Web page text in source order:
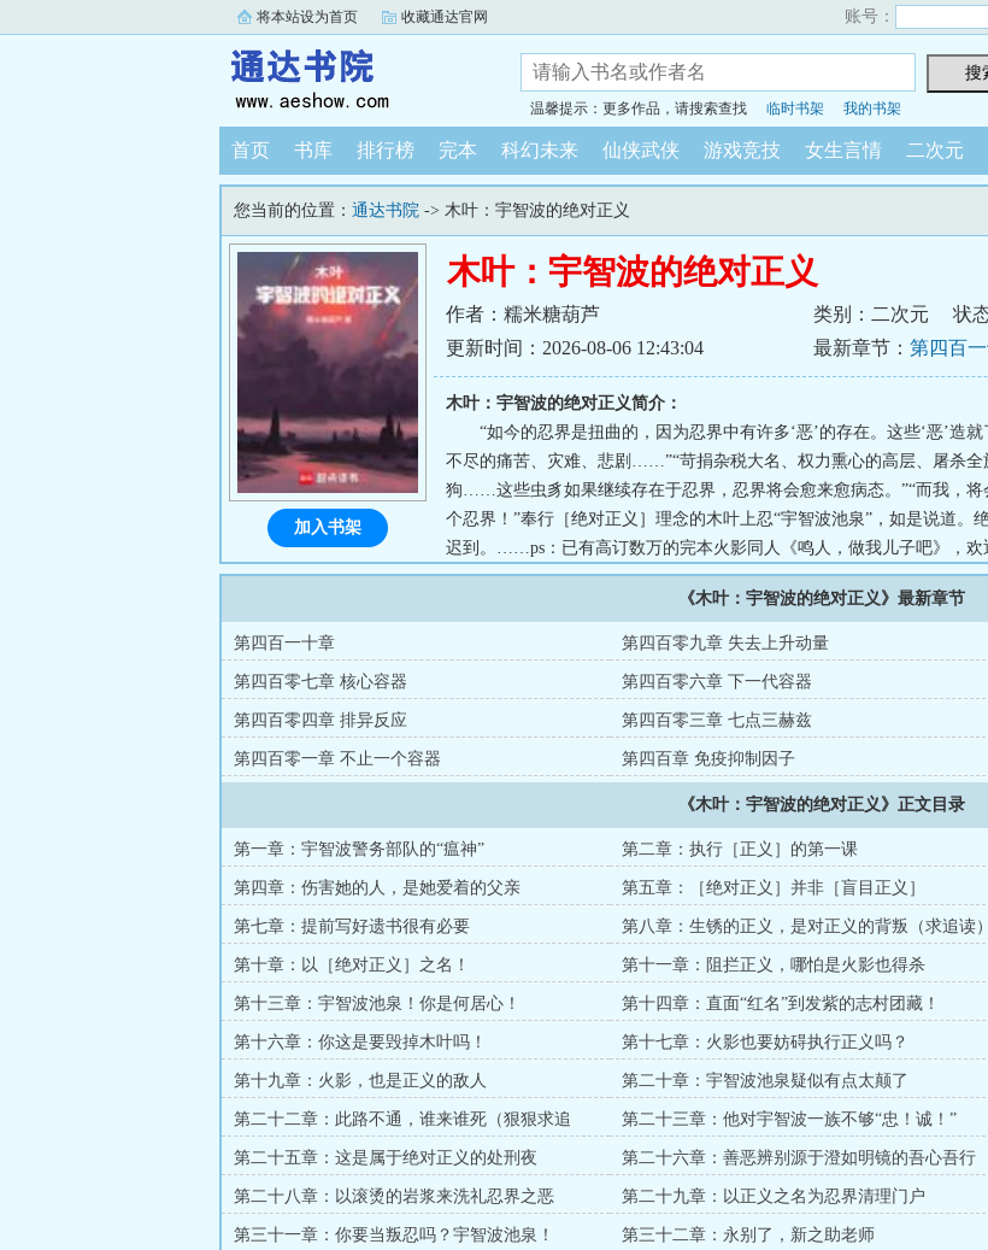
将本站设为首页 收藏通达官网 账号：
温馨提示：更多作品，请搜索查找 临时书架 我的书架
首页 书库 排行榜 完本 科幻未来 仙侠武侠 游戏竞技 女生言情 二次元
您当前的位置： 通达书院 -> 木叶：宇智波的绝对正义
木叶：宇智波的绝对正义
作者：糯米糖葫芦 类别：二次元
状
更新时间：2026-08-06 12:43:04
最新章节： 第四百
木叶：宇智波的绝对正义简介：
“如今的忍界是扭曲的，因为忍界中有许多‘恶’的存在。这些‘恶’造
不尽的痛苦、灾难、悲剧……”“苛捐杂税大名、权力熏心的高层、屠杀全
狗……这些虫豸如果继续存在于忍界，忍界将会愈来愈病态。”“而我，将
个忍界！”奉行［绝对正义］理念的木叶上忍“宇智波池泉”，如是说道。
迟到。……ps：已有高订数万的完本火影同人《鸣人，做我儿子吧》，欢
加入书架
《木叶：宇智波的绝对正义》最新章节
第四百一十章 第四百零九章 失去上升动量
第四百零七章 核心容器 第四百零六章 下一代容器
第四百零四章 排异反应 第四百零三章 七点三赫兹
第四百零一章 不止一个容器 第四百章 免疫抑制因子
《木叶：宇智波的绝对正义》正文目录
第一章：宇智波警务部队的“瘟神” 第二章：执行［正义］的第一课
第四章：伤害她的人，是她爱着的父亲 第五章：［绝对正义］并非［盲目正义］
第七章：提前写好遗书很有必要 第八章：生锈的正义，是对正义的背叛（求追读）
第十章：以［绝对正义］之名！ 第十一章：阻拦正义，哪怕是火影也得杀
第十三章：宇智波池泉！你是何居心！ 第十四章：直面“红名”到发紫的志村团藏！
第十六章：你这是要毁掉木叶吗！ 第十七章：火影也要妨碍执行正义吗？
第十九章：火影，也是正义的敌人 第二十章：宇智波池泉疑似有点太颠了
第二十二章：此路不通，谁来谁死（狠狠求追
读！！！）
第二十三章：他对宇智波一族不够“忠！诚！”
第二十五章：这是属于绝对正义的处刑夜 第二十六章：善恶辨别源于澄如明镜的吾心吾行
第二十八章：以滚烫的岩浆来洗礼忍界之恶 第二十九章：以正义之名为忍界清理门户
第三十一章：你要当叛忍吗？宇智波池泉！ 第三十二章：永别了，新之助老师